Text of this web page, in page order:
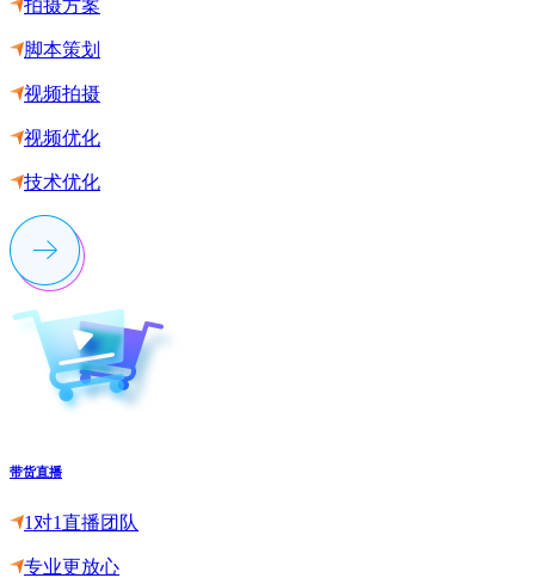
拍摄方案
脚本策划
视频拍摄
视频优化
技术优化
带货直播
1对1直播团队
专业更放心